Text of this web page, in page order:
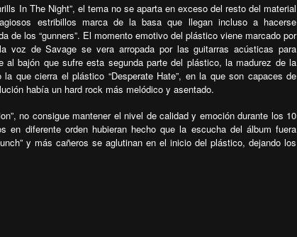
In The Night”, el tema no se aparta en exceso del resto del material
estribillos marca de la basa que llegan incluso a hacerse
de los “gunners”. El momento emotivo del plástico viene marcado por
voz de Savage se vera arropada por las guitarras acústicas para
bajón que sufre esta segunda parte del plástico, la madurez de la
que cierra el plástico “Desperate Hate”, en la que son capaces de
había un hard rock más melódico y asentado.
no consigue mantener el nivel de calidad y emoción durante los 10
diferente orden hubieran hecho que la escucha del álbum fuera
y más cañeros se aglutinan en el inicio del plástico, dejando los